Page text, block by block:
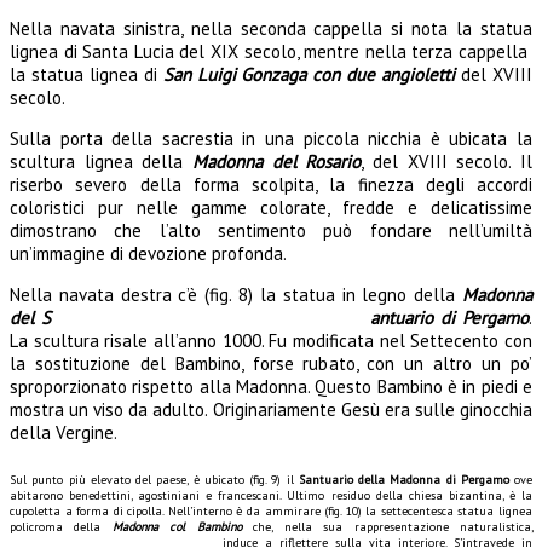
Nella navata sinistra, nella seconda cappella si nota la statua
lignea di Santa Lucia del XIX secolo, mentre nella terza cappella
la statua lignea di San Luigi Gonzaga con due angiolettidel XVIII
secolo.
Sulla porta della sacrestia in una piccola nicchia è ubicata la
scultura lignea della Madonna del Rosario, del XVIII secolo. Il
riserbo severo della forma scolpita, la finezza degli accordi
coloristici pur nelle gamme colorate, fredde e delicatissime
dimostrano che l’alto sentimento può fondare nell’umiltà
un’immagine di devozione profonda.
Nella navata destra c’è (fig. 8) la statua in legno della Madonna
del S
antuario di Pergamo.
La scultura risale all’anno 1000. Fu modificata nel Settecento con
la sostituzione del Bambino, forse rubato, con un altro un po’
sproporzionato rispetto alla Madonna. Questo Bambino è in piedi e
mostra un viso da adulto. Originariamente Gesù era sulle ginocchia
della Vergine.
Sul punto più elevato del paese, è ubicato (fig. 9) il Santuario della Madonna di Pergamo ove
abitarono benedettini, agostiniani e francescani. Ultimo residuo della chiesa bizantina, è la
cupoletta a forma di cipolla. Nell’interno è da ammirare (fig. 10) la settecentesca statua lignea
policroma della Madonna col Bambinoche, nella sua rappresentazione naturalistica,
induce a riflettere sulla vita interiore. S’intravede in